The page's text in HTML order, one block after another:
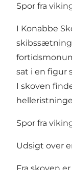
Spor fra
I Konabbe
sat i en figur
I skoven
Spor fra
Udsigt over